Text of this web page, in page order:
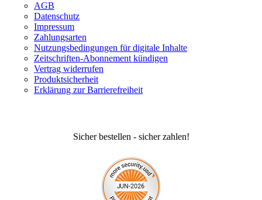
AGB
Datenschutz
Impressum
Zahlungsarten
Nutzungsbedingungen für digitale Inhalte
Zeitschriften-Abonnement kündigen
Vertrag widerrufen
Produktsicherheit
Erklärung zur Barrierefreiheit
Sicher bestellen - sicher zahlen!